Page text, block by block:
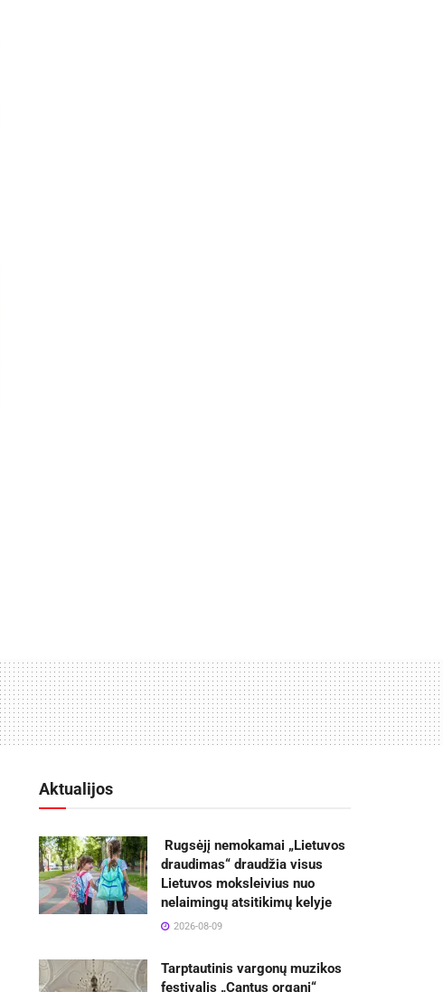
Aktualijos
Rugsėjį nemokamai „Lietuvos
draudimas“ draudžia visus
Lietuvos moksleivius nuo
nelaimingų atsitikimų kelyje
2026-08-09
Tarptautinis vargonų muzikos
festivalis „Cantus organi“